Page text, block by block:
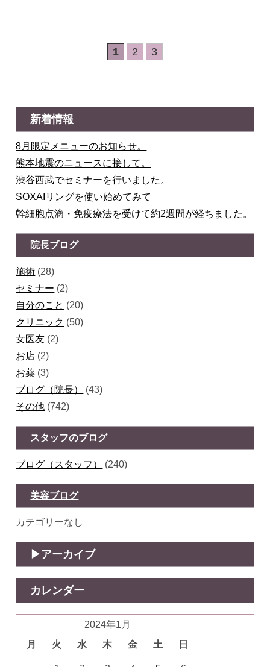
1 2 3
新着情報
8月限定メニューのお知らせ。
熊本地震のニュースに接して。
渋谷西武でセミナーを行いました。
SOXAIリングを使い始めてみて
幹細胞点滴・免疫療法を受けて約2週間が経ちました。
院長ブログ
施術 (28)
セミナー (2)
自分のこと (20)
クリニック (50)
女医友 (2)
お店 (2)
お薬 (3)
ブログ（院長）
(43)
その他 (742)
スタッフのブログ
ブログ（スタッフ） (240)
美容ブログ
カテゴリーなし
アーカイブ
カレンダー
2024年1月
月
火 水 木 金 土 日